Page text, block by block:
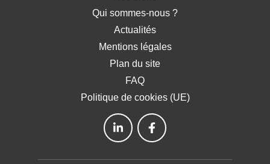
Qui sommes-nous ?
Actualités
Mentions légales
Plan du site
FAQ
Politique de cookies (UE)